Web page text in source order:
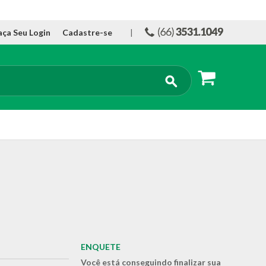
Seu Login Cadastre-se |
ENQUETE
Você está conseguindo finalizar sua